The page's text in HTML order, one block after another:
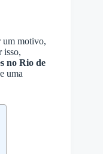
um motivo,
isso,
no Rio de
uma